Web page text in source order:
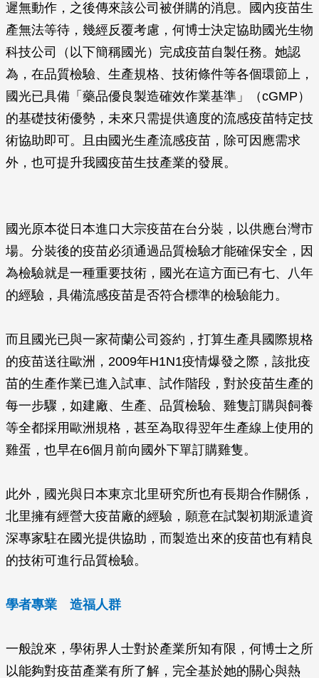
遲無動作，之後傳來該公司被併購的消息。國內疫苗生
產無法等待，幾經反覆考慮，何博士決定協助國光生物
科技公司（以下簡稱國光）完成疫苗自製任務。她認
為，在品質檢驗、生產規格、技術條件等各個環節上，
國光已具備「藥品優良製造確效作業基準」（cGMP）
的基礎技術優勢，未來只需提供適度的流感疫苗特定技
術協助即可。且由國光生產流感疫苗，除可因應需求
外，也可提升我國疫苗生技產業的發展。
國光原本從日本進口大宗疫苗在台分裝，以供應台灣市
場。分裝後的疫苗必須通過品質檢驗才能確保安全，因
為檢驗就是一種重要技術，國光在這方面已有七、八年
的經驗，具備流感疫苗是否符合標準的檢驗能力。
而且國光已與一家荷蘭公司簽約，打算生產具國際規格
的疫苗送往歐洲，2009年H1N1疫情爆發之際，該批疫
苗的生產作業已進入試車、試作階段，對於疫苗生產的
每一步驟，如建廠、生產、品質檢驗、雞隻訂購與飼養
等全都採用歐洲規格，甚至為取得翌年生產線上使用的
雞蛋，也早在6個月前向國外下單訂購雞隻。
此外，國光與日本東京北里研究所也有長期合作關係，
北里擁有經營大疫苗廠的經驗，願意在試製初期派遣資
深專家駐在國光提供協助，而製造出來的疫苗也有精良
的技術可進行品質檢驗。
學者專業 造福人群
一般說來，學術界人士對於產業所知有限，何博士之所
以能夠對疫苗產業有所了解，完全基於她的關心與熱